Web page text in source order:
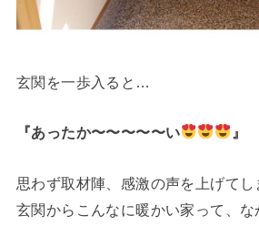
玄関を一歩入ると…
『あったか〜〜〜〜〜い 』
思わず取材陣、感激の声を上げてし
玄関からこんなに暖かい家って、な